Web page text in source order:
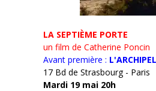
LA SEPTIÈME PORTE
un film de Catherine Poncin
Avant première : L'ARCHIPEL
17 Bd de Strasbourg - Paris
Mardi 19 mai 20h